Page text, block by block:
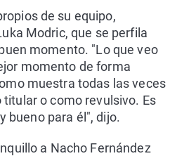
de su equipo,
Modric, que se perfila
momento. "Lo que veo
momento de forma
muestra todas las veces
o como revulsivo. Es
bueno para él", dijo.
a Nacho Fernández